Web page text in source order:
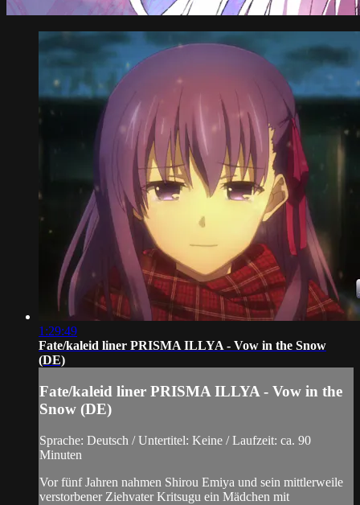
1:29:49
Fate/kaleid liner PRISMA ILLYA - Vow in the Snow
(DE)
Fate/kaleid liner PRISMA ILLYA - Vow in the
Snow (DE)
Sprache: Deutsch / Untertitel: Keine / Laufzeit: ca. 90
Minuten
Vor fünf Jahren nahmen Shirou Emiya und sein mittlerweile
verstorbener Ziehvater Kritsugu ein Mädchen mit